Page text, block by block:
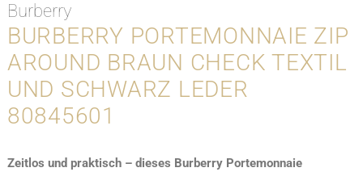
Burberry
BURBERRY PORTEMONNAIE ZIP
AROUND BRAUN CHECK TEXTIL
UND SCHWARZ LEDER
80845601
Zeitlos und praktisch – dieses Burberry Portemonnaie